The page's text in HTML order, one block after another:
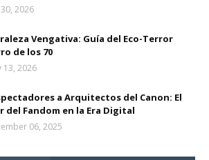
30, 2026
Vengativa: Guía del Eco-Terror
de los 70
13, 2026
a Arquitectos del Canon: El
del Fandom en la Era Digital
06, 2025